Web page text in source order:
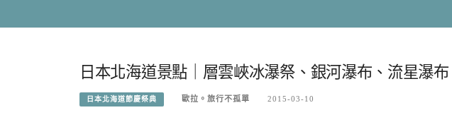
日本北海道景點｜層雲峽冰瀑祭、銀河瀑布、流星瀑
日本北海道節慶祭典 歐拉。旅行不孤單 2015-03-10